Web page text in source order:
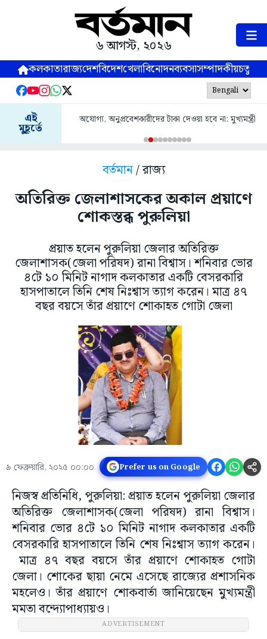
৬ আগস্ট, ২০২৬
কলকাতারাজ্যদেশবিদেশখেলাবিনোদনব্যবসাসম্পাদকীয়
এই
মুহূর্তে
অযোগ্য, অনুপ্রবেশকারীদের টাকা দেওয়া হবে না: মুখ্যমন্ত্রী
বর্তমান/ রাজ্য
অতিরিক্ত জেলাশাসকের অকাল প্রয়াণে
শোকস্তব্ধ পুরুলিয়া
প্রয়াত হলেন পুরুলিয়া জেলার অতিরিক্ত
জেলাশাসক(জেলা পরিষদ) রানা বিশ্বাস। শনিবার ভোর
৪টে ১০ মিনিট নাগাদ কলকাতার একটি বেসরকারি
হাসপাতালে তিনি শেষ নিঃশ্বাস ত্যাগ করেন। মাত্র ৪৭
বছর বয়সে তাঁর প্রয়াণে শোকাহত গোটা জেলা
৯ ফেব্রুয়ারি, ২০২৫ ০০:০০ Prefer us on Google
নিজস্ব প্রতিনিধি, পুরুলিয়া: প্রয়াত হলেন পুরুলিয়া জেলার
অতিরিক্ত জেলাশাসক(জেলা পরিষদ) রানা বিশ্বাস।
শনিবার ভোর ৪টে ১০ মিনিট নাগাদ কলকাতার একটি
বেসরকারি হাসপাতালে তিনি শেষ নিঃশ্বাস ত্যাগ করেন।
মাত্র ৪৭ বছর বয়সে তাঁর প্রয়াণে শোকাহত গোটা
জেলা। শোকের ছায়া নেমে এসেছে রাজ্যের প্রশাসনিক
মহলেও। তাঁর প্রয়াণে শোকবার্তা জানিয়েছেন মুখ্যমন্ত্রী
মমতা বন্দ্যোপাধ্যায়ও।
ADVERTISEMENT